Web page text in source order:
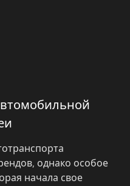
однако особое
начала свое